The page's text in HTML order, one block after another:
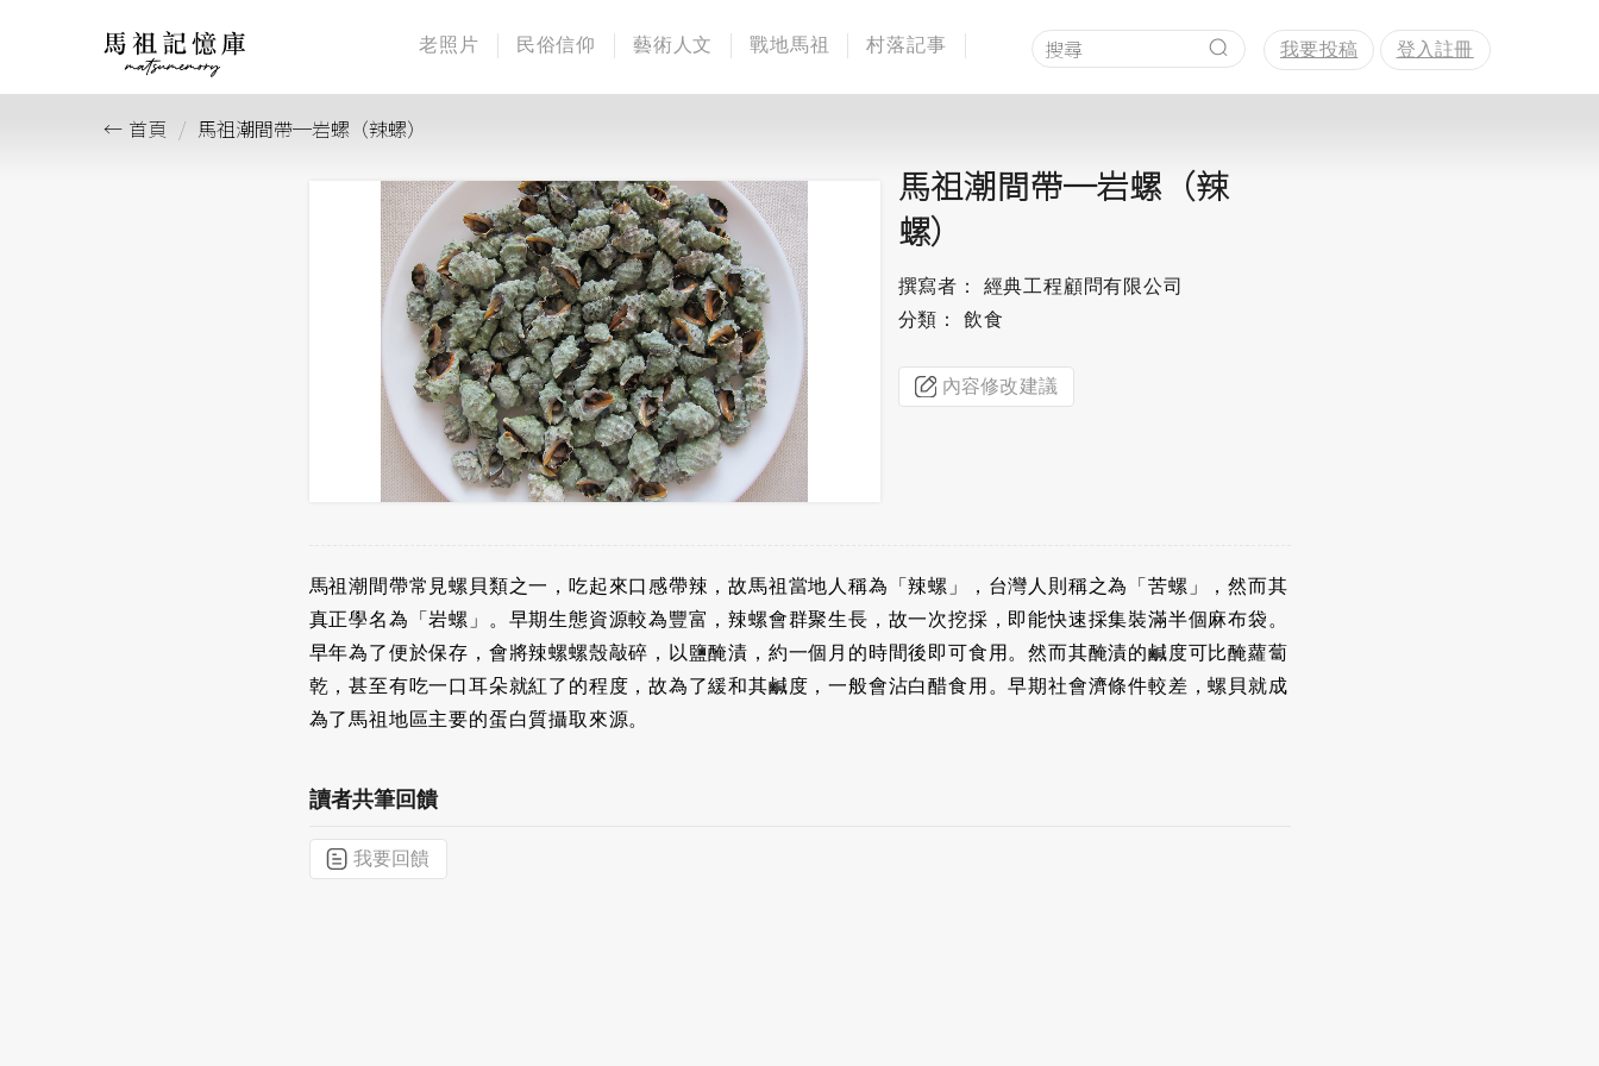
老照片 民俗信仰 藝術人文 戰地馬祖 村落記事 我要投稿 登入註冊
首頁 馬祖潮間帶─岩螺（辣螺）
馬祖潮間帶─岩螺（辣
螺）
撰寫者： 經典工程顧問有限公司
分類： 飲食
內容修改建議
馬祖潮間帶常見螺貝類之一，吃起來口感帶辣，故馬祖當地人稱為「辣螺」，台灣人則稱之為「苦螺」，然而其
真正學名為「岩螺」。早期生態資源較為豐富，辣螺會群聚生長，故一次挖採，即能快速採集裝滿半個麻布袋。
早年為了便於保存，會將辣螺螺殼敲碎，以鹽醃漬，約一個月的時間後即可食用。然而其醃漬的鹹度可比醃蘿蔔
乾，甚至有吃一口耳朵就紅了的程度，故為了緩和其鹹度，一般會沾白醋食用。早期社會濟條件較差，螺貝就成
為了馬祖地區主要的蛋白質攝取來源。
讀者共筆回饋
我要回饋